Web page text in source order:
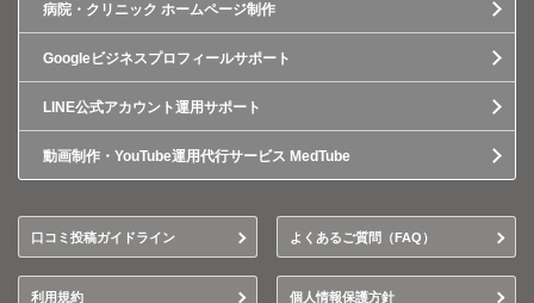
病院・クリニック ホームページ制作
Googleビジネスプロフィールサポート
LINE公式アカウント運用サポート
動画制作・YouTube運用代行サービス MedTube
口コミ投稿ガイドライン よくあるご質問（FAQ）
利用規約 個人情報保護方針